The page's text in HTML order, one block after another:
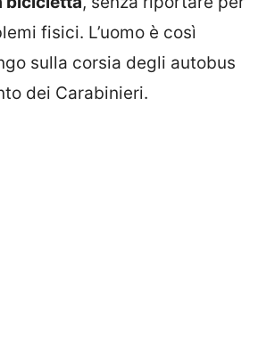
fisici. L’uomo è così
sulla corsia degli autobus
dei Carabinieri.